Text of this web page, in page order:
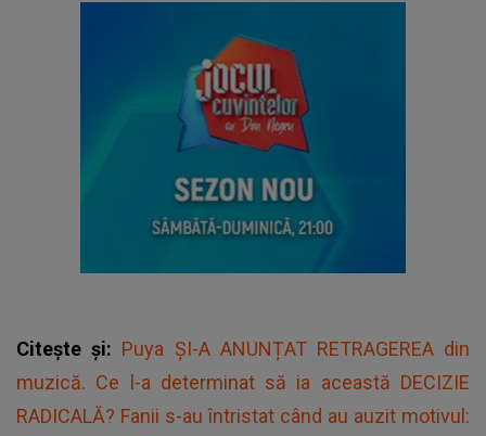
Citește și: Puya ȘI-A ANUNȚAT RETRAGEREA din
muzică. Ce l-a determinat să ia această DECIZIE
RADICALĂ? Fanii s-au întristat când au auzit motivul: